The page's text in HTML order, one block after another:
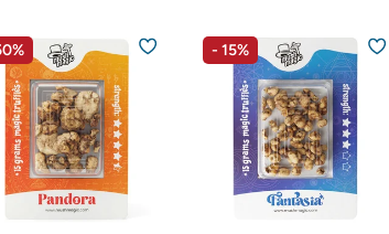
- 15%